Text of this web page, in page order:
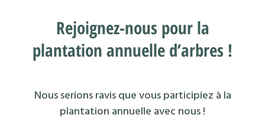
Rejoignez-nous pour la
plantation annuelle d’arbres !
Nous serions ravis que vous participiez à la
plantation annuelle avec nous !